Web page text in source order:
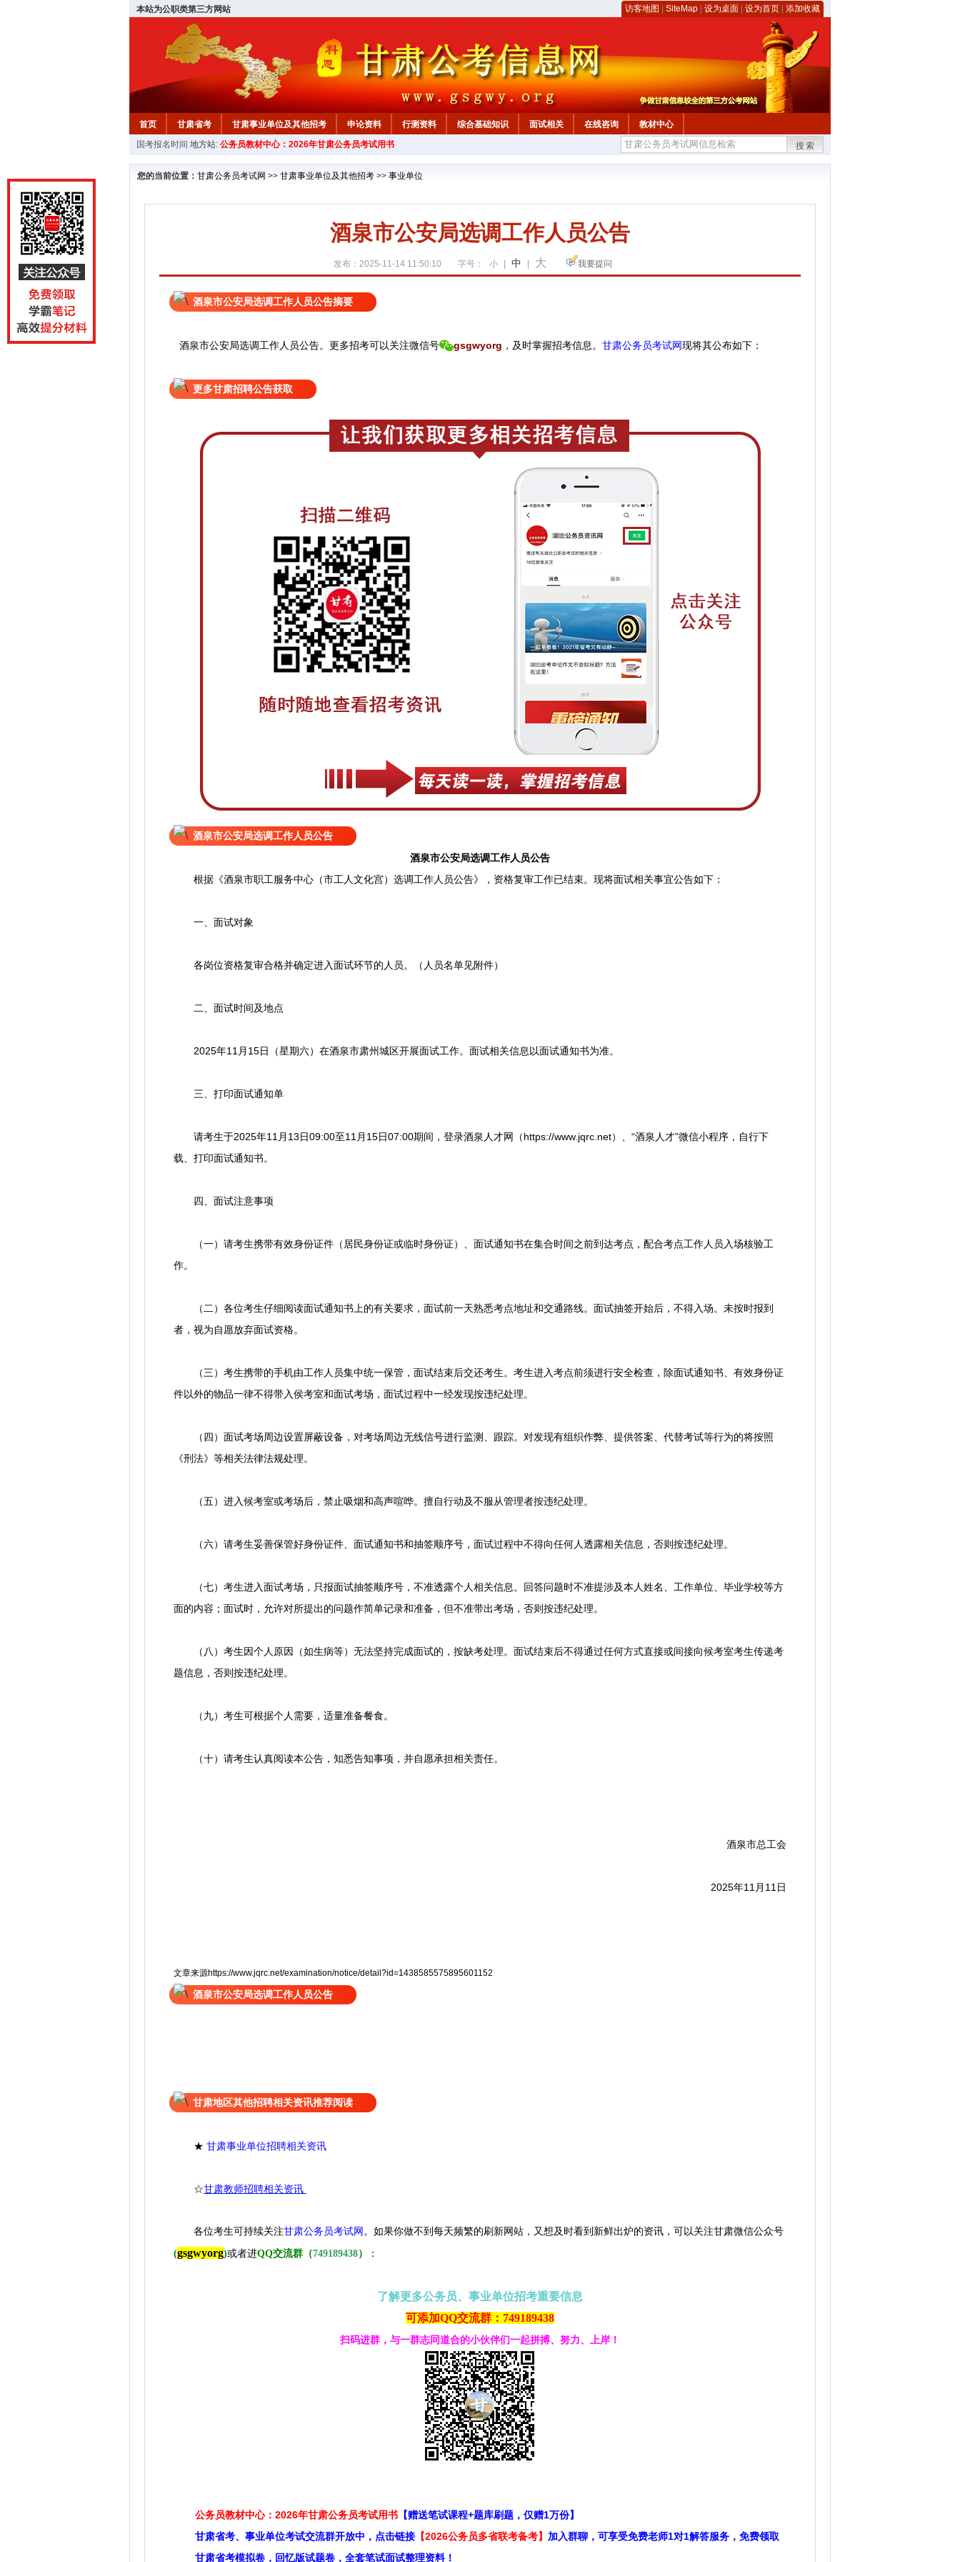
本站为公职类第三方网站 访客地图 SiteMap 设为桌面 设为首页 添加收藏
首页 甘肃省考 甘肃事业单位及其他招考 申论资料 行测资料 综合基础知识 面试相关 在线咨询
教材中心
国考报名时间 地方站: 公务员教材中心：2026年甘肃公务员考试用书 搜索
您的当前位置： 甘肃公务员考试网 >> 甘肃事业单位及其他招考 >> 事业单位
酒泉市公安局选调工作人员公告
发布：2025-11-14 11:50:10 字号： 小 中 大 我要提问
酒泉市公安局选调工作人员公告摘要
酒泉市公安局选调工作人员公告。 更多招考可以关注微信号 gsgwyorg ， 及时掌握招考信息。 甘肃公务员考试网现将其公布如下：
更多甘肃招聘公告获取
酒泉市公安局选调工作人员公告
酒泉市公安局选调工作人员公告
根据《酒泉市职工服务中心（市工人文化宫）选调工作人员公告》，资格复审工作已结束。现将面试相关事宜公告如下：
一、面试对象
各岗位资格复审合格并确定进入面试环节的人员。（人员名单见附件）
二、面试时间及地点
2025年11月15日（星期六）在酒泉市肃州城区开展面试工作。面试相关信息以面试通知书为准。
三、打印面试通知单
请考生于2025年11月13日09:00至11月15日07:00期间，登录酒泉人才网（https://www.jqrc.net）、“酒泉人才”微信小程序，自行下
载、打印面试通知书。
四、面试注意事项
（一）请考生携带有效身份证件（居民身份证或临时身份证）、面试通知书在集合时间之前到达考点，配合考点工作人员入场核验工
作。
（二）各位考生仔细阅读面试通知书上的有关要求，面试前一天熟悉考点地址和交通路线。面试抽签开始后，不得入场。未按时报到
者，视为自愿放弃面试资格。
（三）考生携带的手机由工作人员集中统一保管，面试结束后交还考生。考生进入考点前须进行安全检查，除面试通知书、有效身份证
件以外的物品一律不得带入侯考室和面试考场，面试过程中一经发现按违纪处理。
（四）面试考场周边设置屏蔽设备，对考场周边无线信号进行监测、跟踪。对发现有组织作弊、提供答案、代替考试等行为的将按照
《刑法》等相关法律法规处理。
（五）进入候考室或考场后，禁止吸烟和高声喧哗。擅自行动及不服从管理者按违纪处理。
（六）请考生妥善保管好身份证件、面试通知书和抽签顺序号，面试过程中不得向任何人透露相关信息，否则按违纪处理。
（七）考生进入面试考场，只报面试抽签顺序号，不准透露个人相关信息。回答问题时不准提涉及本人姓名、工作单位、毕业学校等方
面的内容；面试时，允许对所提出的问题作简单记录和准备，但不准带出考场，否则按违纪处理。
（八）考生因个人原因（如生病等）无法坚持完成面试的，按缺考处理。面试结束后不得通过任何方式直接或间接向候考室考生传递考
题信息，否则按违纪处理。
（九）考生可根据个人需要，适量准备餐食。
（十）请考生认真阅读本公告，知悉告知事项，并自愿承担相关责任。
酒泉市总工会
2025年11月11日
文章来源https://www.jqrc.net/examination/notice/detail?id=1438585575895601152
酒泉市公安局选调工作人员公告
甘肃地区其他招聘相关资讯推荐阅读
★ 甘肃事业单位招聘相关资讯
☆甘肃教师招聘相关资讯
各位考生可持续关注甘肃公务员考试网 。 如果你做不到每天频繁的刷新网站，又想及时看到新鲜出炉的资讯，可以关注甘肃微信公众号
(gsgwyorg)或者进QQ交流群（749189438） ：
了解更多公务员、事业单位招考重要信息
可添加QQ交流群：749189438
扫码进群，与一群志同道合的小伙伴们一起拼搏、努力、上岸！
公务员教材中心：2026年甘肃公务员考试用书 【赠送笔试课程+题库刷题，仅赠1万份】
甘肃省考、事业单位考试交流群开放中，点击链接 【2026公务员多省联考备考】 加入群聊，可享受免费老师1对1解答服务，免费领取
甘肃省考模拟卷，回忆版试题卷，全套笔试面试整理资料！